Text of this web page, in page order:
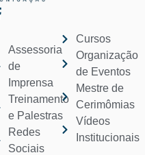
Assessoria
de
Imprensa
Treinamento
e Palestras
Redes
Sociais
Cursos
Organização
de Eventos
Mestre de
Cerimômias
Vídeos
Institucionais